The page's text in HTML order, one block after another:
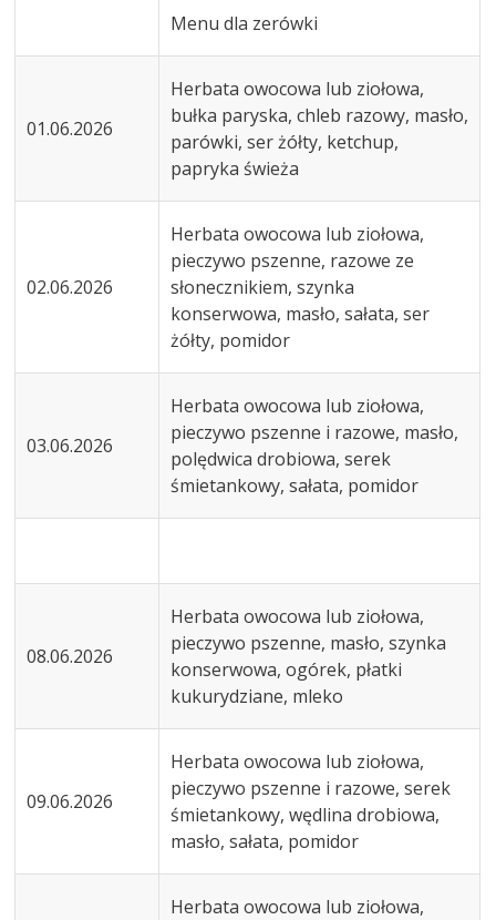
Menu dla zerówki
01.06.2026
Herbata owocowa lub ziołowa,
bułka paryska, chleb razowy, masło,
parówki, ser żółty, ketchup,
papryka świeża
02.06.2026
Herbata owocowa lub ziołowa,
pieczywo pszenne, razowe ze
słonecznikiem, szynka
konserwowa, masło, sałata, ser
żółty, pomidor
03.06.2026
Herbata owocowa lub ziołowa,
pieczywo pszenne i razowe, masło,
polędwica drobiowa, serek
śmietankowy, sałata, pomidor
08.06.2026
Herbata owocowa lub ziołowa,
pieczywo pszenne, masło, szynka
konserwowa, ogórek, płatki
kukurydziane, mleko
09.06.2026
Herbata owocowa lub ziołowa,
pieczywo pszenne i razowe, serek
śmietankowy, wędlina drobiowa,
masło, sałata, pomidor
Herbata owocowa lub ziołowa,